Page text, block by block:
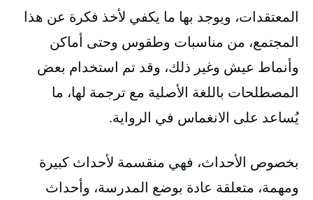
المعتقدات، ويوجد بها ما يكفي لأخذ فكرة عن هذا
المجتمع، من مناسبات وطقوس وحتى أماكن
وأنماط عيش وغير ذلك، وقد تم استخدام بعض
المصطلحات باللغة الأصلية مع ترجمة لها، ما
يُساعد على الانغماس في الرواية.
بخصوص الأحداث، فهي منقسمة لأحداث كبيرة
ومهمة، متعلقة عادة بوضع المدرسة، وأحداث